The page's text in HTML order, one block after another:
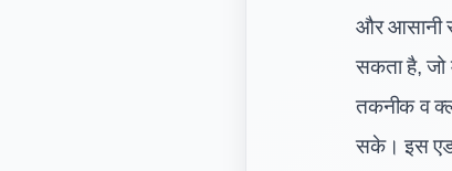
और आसानी
सकता है, जो
तकनीक व
सके। इस